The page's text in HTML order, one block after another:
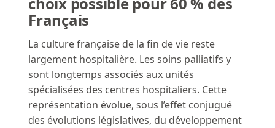
Français
La culture française de la fin de vie reste
largement hospitalière. Les soins palliatifs y
sont longtemps associés aux unités
spécialisées des centres hospitaliers. Cette
représentation évolue, sous l’effet conjugué
des évolutions législatives, du développement